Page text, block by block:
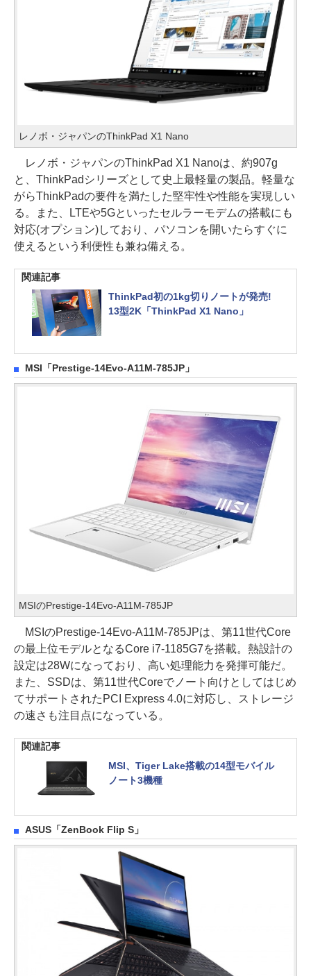
レノボ・ジャパンのThinkPad X1 Nano
レノボ・ジャパンのThinkPad X1 Nanoは、約907g
と、ThinkPadシリーズとして史上最軽量の製品。軽量な
がらThinkPadの要件を満たした堅牢性や性能を実現しい
る。また、LTEや5Gといったセルラーモデムの搭載にも
対応(オプション)しており、パソコンを開いたらすぐに
使えるという利便性も兼ね備える。
関連記事
ThinkPad初の1kg切りノートが発売!
13型2K「ThinkPad X1 Nano」
MSI「Prestige-14Evo-A11M-785JP」
MSIのPrestige-14Evo-A11M-785JP
MSIのPrestige-14Evo-A11M-785JPは、第11世代Core
の最上位モデルとなるCore i7-1185G7を搭載。熱設計の
設定は28Wになっており、高い処理能力を発揮可能だ。
また、SSDは、第11世代Coreでノート向けとしてはじめ
てサポートされたPCI Express 4.0に対応し、ストレージ
の速さも注目点になっている。
関連記事
MSI、Tiger Lake搭載の14型モバイル
ノート3機種
ASUS「ZenBook Flip S」